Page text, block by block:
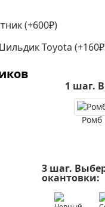
(+600₽)
Toyota
1 шаг.
Ромб
3 шаг.
окантовки: